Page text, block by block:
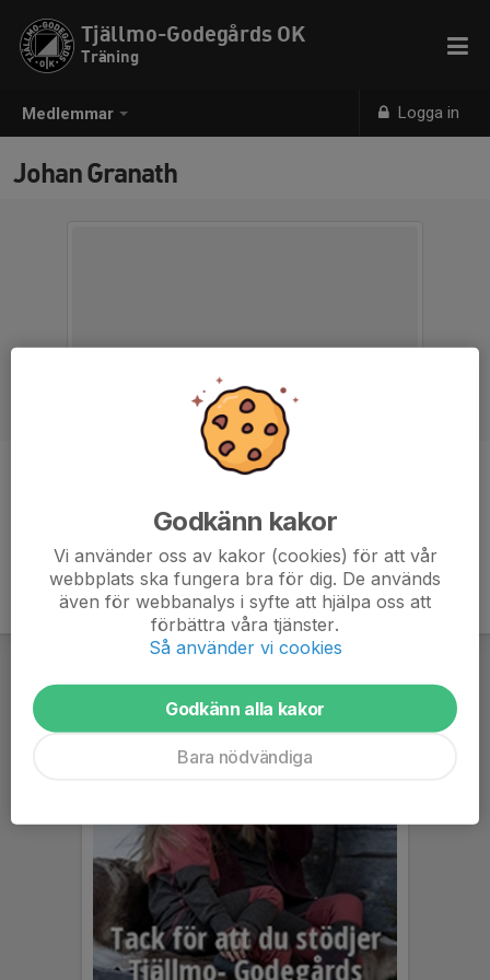
Medlemmar Logga in
Tjällmo-Godegårds OK
Träning
Johan Granath
Godkänn kakor
Vi använder oss av kakor (cookies) för att vår
webbplats ska fungera bra för dig. De används
även för webbanalys i syfte att hjälpa oss att
förbättra våra tjänster.
Så använder vi cookies
Godkänn alla kakor
Bara nödvändiga